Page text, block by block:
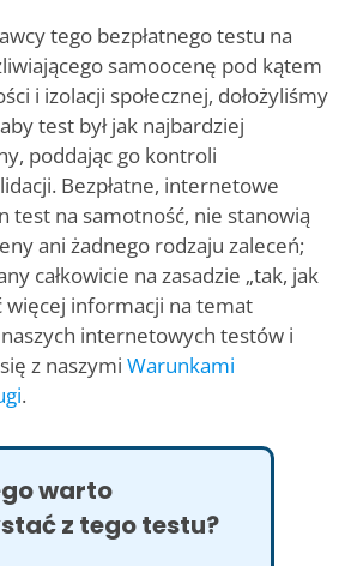
tego bezpłatnego testu na
samoocenę pod kątem
i izolacji społecznej, dołożyliśmy
test był jak najbardziej
poddając go kontroli
Bezpłatne, internetowe
test na samotność, nie stanowią
ani żadnego rodzaju zaleceń;
całkowicie na zasadzie „tak, jak
więcej informacji na temat
internetowych testów i
z naszymi Warunkami
.
warto
z tego testu?